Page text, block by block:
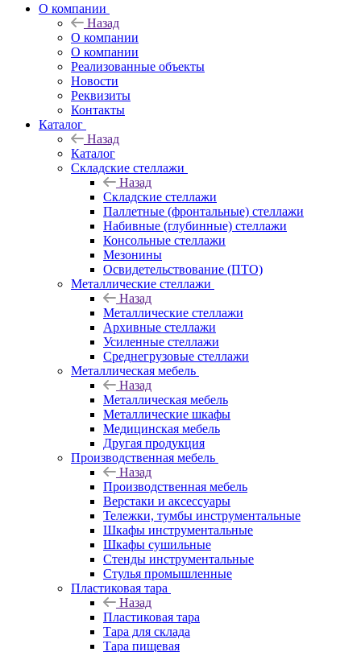
О компании
Назад
О компании
О компании
Реализованные объекты
Новости
Реквизиты
Контакты
Каталог
Назад
Каталог
Складские стеллажи
Назад
Складские стеллажи
Паллетные (фронтальные) стеллажи
Набивные (глубинные) стеллажи
Консольные стеллажи
Мезонины
Освидетельствование (ПТО)
Металлические стеллажи
Назад
Металлические стеллажи
Архивные стеллажи
Усиленные стеллажи
Среднегрузовые стеллажи
Металлическая мебель
Назад
Металлическая мебель
Металлические шкафы
Медицинская мебель
Другая продукция
Производственная мебель
Назад
Производственная мебель
Верстаки и аксессуары
Тележки, тумбы инструментальные
Шкафы инструментальные
Шкафы сушильные
Стенды инструментальные
Cтулья промышленные
Пластиковая тара
Назад
Пластиковая тара
Тара для склада
Тара пищевая